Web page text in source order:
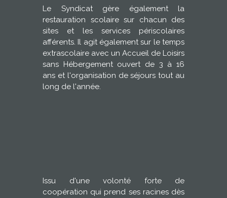
Le Syndicat gère également la
restauration scolaire sur chacun des
sites et les services périscolaires
afférents. Il agit également sur le temps
extrascolaire avec un Accueil de Loisirs
sans Hébergement ouvert de 3 à 16
ans et l'organisation de séjours tout au
long de l'année.
Issu d'une volonté forte de
coopération qui prend ses racines dès